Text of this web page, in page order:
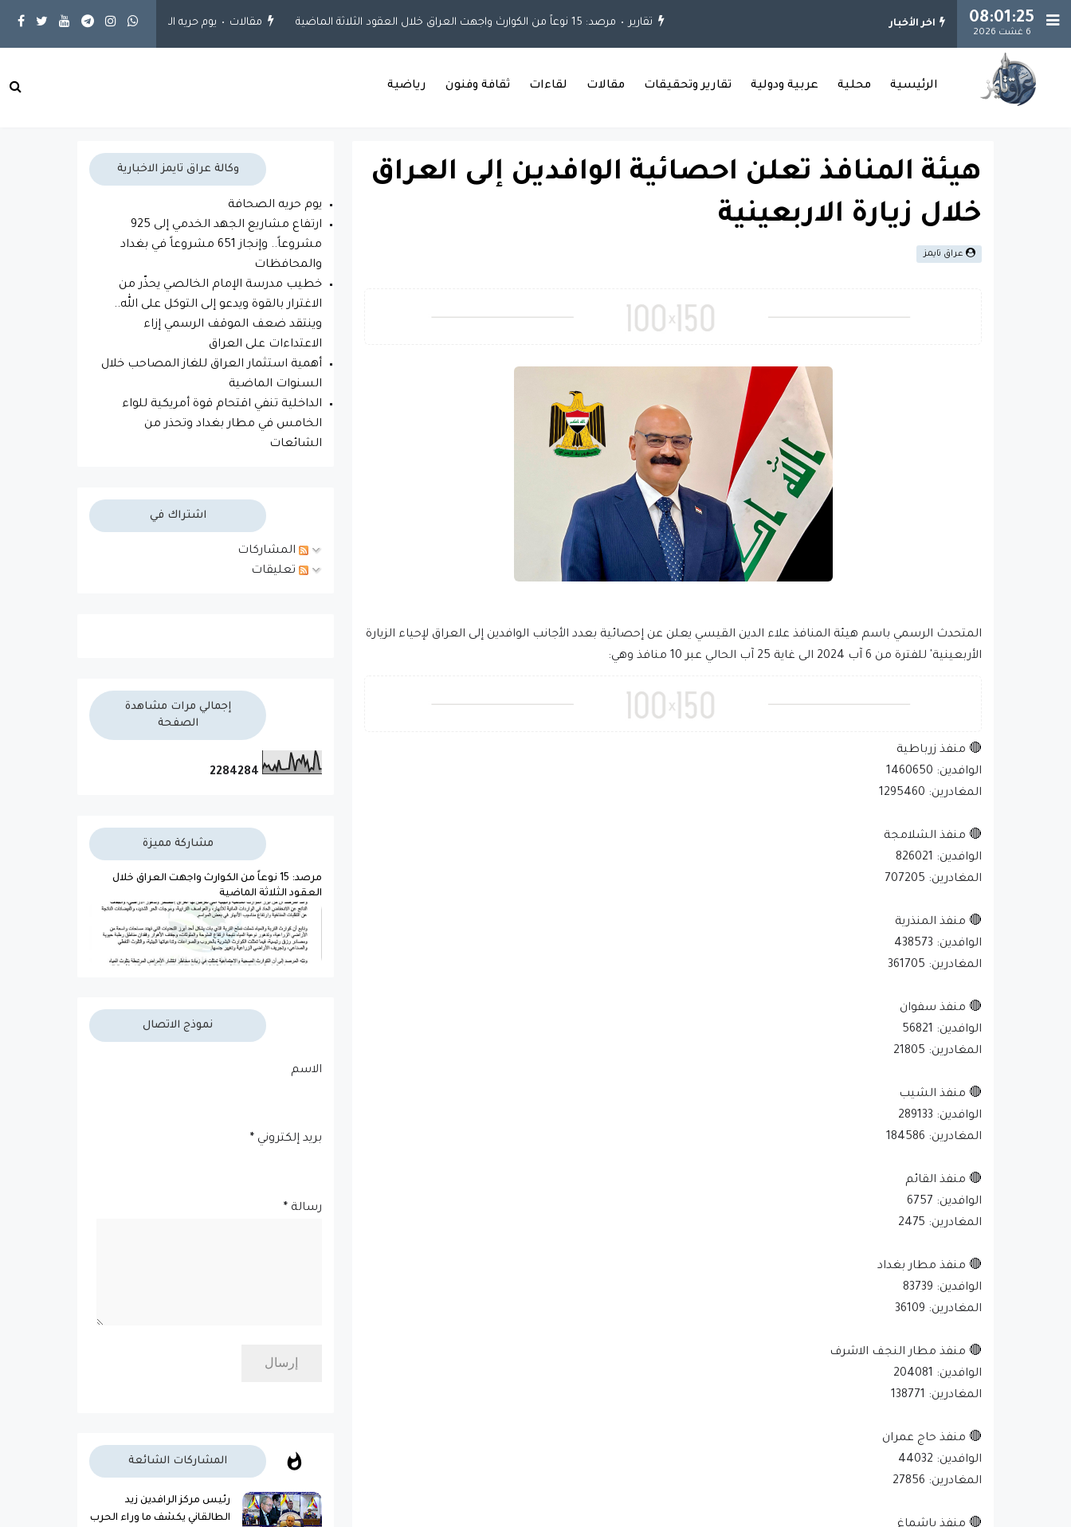
08:01:26
6 غشت 2026
اخر الأخبار مرصد: 15 نوعاً من الكوارث واجهت العراق خلال العقود الثلاثة الماضية مقالات يوم حريه الصحافة محلية ارتفاع مشاريع الجهد الخدمي إلى 925 مشروعاً..
الرئيسية محلية عربية ودولية تقارير وتحقيقات مقالات لقاءات ثقافة وفنون رياضية
هيئة المنافذ تعلن احصائية الوافدين إلى العراق
خلال زيارة الاربعينية
عراق تايمز
المتحدث الرسمي باسم هيئة المنافذ علاء الدين القيسي يعلن عن إحصائية بعدد الأجانب الوافدين إلى العراق لإحياء الزيارة
الأربعينية' للفترة من 6 آب 2024 الى غاية 25 آب الحالي عبر 10 منافذ وهي:
🔴 منفذ زرباطية
الوافدين: 1460650
المغادرين: 1295460
🔴 منفذ الشلامجة
الوافدين: 826021
المغادرين: 707205
🔴 منفذ المنذرية
الوافدين: 438573
المغادرين: 361705
🔴 منفذ سفوان
الوافدين: 56821
المغادرين: 21805
🔴 منفذ الشيب
الوافدين: 289133
المغادرين: 184586
🔴 منفذ القائم
الوافدين: 6757
المغادرين: 2475
🔴 منفذ مطار بغداد
الوافدين: 83739
المغادرين: 36109
🔴 منفذ مطار النجف الاشرف
الوافدين: 204081
المغادرين: 138771
🔴 منفذ حاج عمران
الوافدين: 44032
المغادرين: 27856
🔴 منفذ باشماغ
وكالة عراق تايمز الاخبارية
يوم حريه الصحافة
ارتفاع مشاريع الجهد الخدمي إلى 925
مشروعاً.. وإنجاز 651 مشروعاً في بغداد
والمحافظات
خطيب مدرسة الإمام الخالصي يحذّر من
الاغترار بالقوة ويدعو إلى التوكل على الله..
وينتقد ضعف الموقف الرسمي إزاء
الاعتداءات على العراق
أهمية استثمار العراق للغاز المصاحب خلال
السنوات الماضية
الداخلية تنفي اقتحام قوة أمريكية للواء
الخامس في مطار بغداد وتحذر من
الشائعات
اشتراك في
المشاركات
تعليقات
إجمالي مرات مشاهدة
الصفحة
2284284
مشاركة مميزة
مرصد: 15 نوعاً من الكوارث واجهت العراق خلال
العقود الثلاثة الماضية
نموذج الاتصال
الاسم
بريد إلكتروني *
رسالة *
المشاركات الشائعة
رئيس مركز الرافدين زيد
الطالقاني يكشف ما وراء الحرب